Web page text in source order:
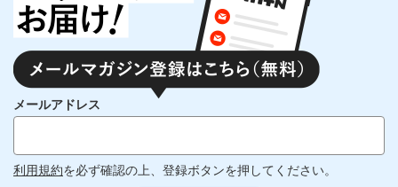
メールアドレス
利用規約を必ず確認の上、登録ボタンを押してください。